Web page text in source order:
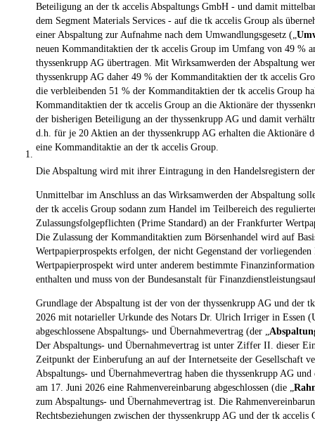
1.
Beteiligung an der tk accelis Abspaltungs GmbH - und damit
dem Segment Materials Services - auf die tk accelis Group als
einer Abspaltung zur Aufnahme nach dem Umwandlungsgesetz („
neuen Kommanditaktien der tk accelis Group im Umfang von 49 %
thyssenkrupp AG übertragen. Mit Wirksamwerden der Abspaltung
thyssenkrupp AG daher 49 % der Kommanditaktien der tk accelis
die verbleibenden 51 % der Kommanditaktien der tk accelis Group
Kommanditaktien der tk accelis Group an die Aktionäre der
der bisherigen Beteiligung an der thyssenkrupp AG und damit
d.h. für je 20 Aktien an der thyssenkrupp AG erhalten die Aktionäre
eine Kommanditaktie an der tk accelis Group.
Die Abspaltung wird mit ihrer Eintragung in den Handelsregistern
Unmittelbar im Anschluss an das Wirksamwerden der Abspaltung
der tk accelis Group sodann zum Handel im Teilbereich des
Zulassungsfolgepflichten (Prime Standard) an der Frankfurter
Die Zulassung der Kommanditaktien zum Börsenhandel wird auf
Wertpapierprospekts erfolgen, der nicht Gegenstand der vorliegenden
Wertpapierprospekt wird unter anderem bestimmte
enthalten und muss von der Bundesanstalt für
Grundlage der Abspaltung ist der von der thyssenkrupp AG und der
2026 mit notarieller Urkunde des Notars Dr. Ulrich Irriger in Essen
abgeschlossene Abspaltungs- und Übernahmevertrag (der „
Der Abspaltungs- und Übernahmevertrag ist unter Ziffer II. dieser
Zeitpunkt der Einberufung an auf der Internetseite der Gesellschaft
Abspaltungs- und Übernahmevertrag haben die thyssenkrupp AG
am 17. Juni 2026 eine Rahmenvereinbarung abgeschlossen (die „
zum Abspaltungs- und Übernahmevertrag ist. Die
Rechtsbeziehungen zwischen der thyssenkrupp AG und der tk accelis